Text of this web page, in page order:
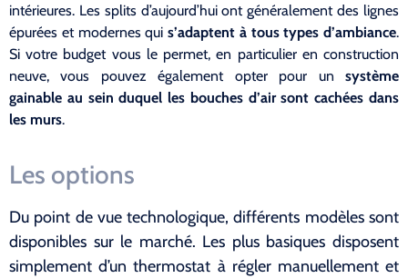
intérieures. Les splits d’aujourd’hui ont généralement des lignes
épurées et modernes qui s’adaptent à tous types d’ambiance.
Si votre budget vous le permet, en particulier en construction
neuve, vous pouvez également opter pour un système
gainable au sein duquel les bouches d’air sont cachées dans
les murs.
Les options
Du point de vue technologique, différents modèles sont
disponibles sur le marché. Les plus basiques disposent
simplement d’un thermostat à régler manuellement et